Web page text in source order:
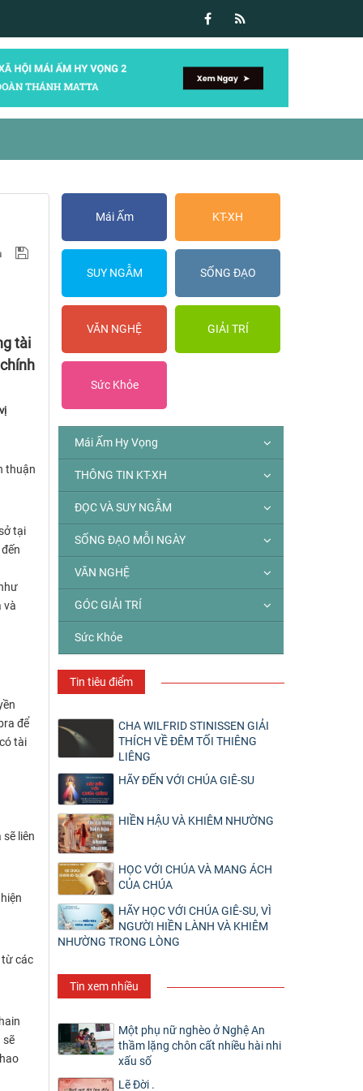
tài
thuận
tại
và
để
tài
liên
từ các
sẽ
Mái Ấm KT-XH
SUY NGẪM SỐNG ĐẠO
VĂN NGHỆ GIẢI TRÍ
Sức Khỏe
Mái Ấm Hy Vọng
THÔNG TIN KT-XH
ĐỌC VÀ SUY NGẪM
SỐNG ĐẠO MỖI NGÀY
VĂN NGHỆ
GÓC GIẢI TRÍ
Sức Khỏe
Tin tiêu điểm
CHA WILFRID STINISSEN GIẢI
THÍCH VỀ ĐÊM TỐI THIÊNG
LIÊNG
HÃY ĐẾN VỚI CHÚA GIÊ-SU
HIỀN HẬU VÀ KHIÊM NHƯỜNG
HỌC VỚI CHÚA VÀ MANG ÁCH
CỦA CHÚA
HÃY HỌC VỚI CHÚA GIÊ-SU, VÌ
NGƯỜI HIỀN LÀNH VÀ KHIÊM
NHƯỜNG TRONG LÒNG
Tin xem nhiều
Một phụ nữ nghèo ở Nghệ An
thầm lặng chôn cất nhiều hài nhi
xấu số
Lẽ Đời .